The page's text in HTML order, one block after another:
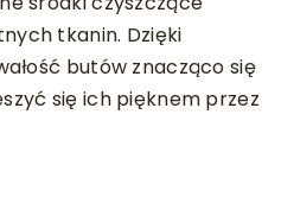
tkanin. Dzięki
butów znacząco się
się ich pięknem przez